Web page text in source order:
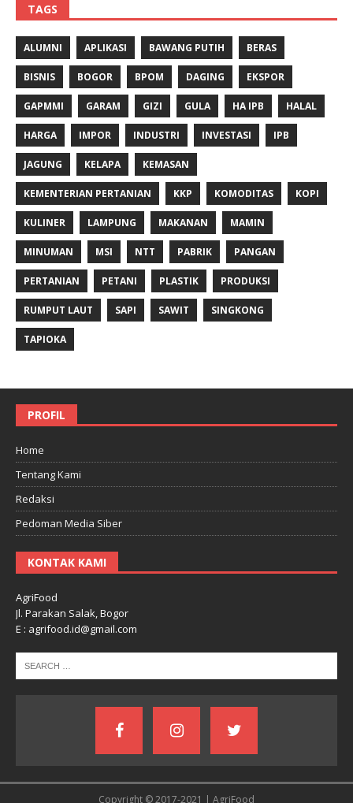
TAGS
ALUMNI APLIKASI BAWANG PUTIH BERAS
BISNIS BOGOR BPOM DAGING EKSPOR
GAPMMI GARAM GIZI GULA HA IPB HALAL
HARGA IMPOR INDUSTRI INVESTASI IPB
JAGUNG KELAPA KEMASAN
KEMENTERIAN PERTANIAN KKP KOMODITAS KOPI
KULINER LAMPUNG MAKANAN MAMIN
MINUMAN MSI NTT PABRIK PANGAN
PERTANIAN PETANI PLASTIK PRODUKSI
RUMPUT LAUT SAPI SAWIT SINGKONG
TAPIOKA
PROFIL
Home
Tentang Kami
Redaksi
Pedoman Media Siber
KONTAK KAMI
AgriFood
Jl. Parakan Salak, Bogor
E : agrifood.id@gmail.com
Copyright © 2017-2021 | AgriFood